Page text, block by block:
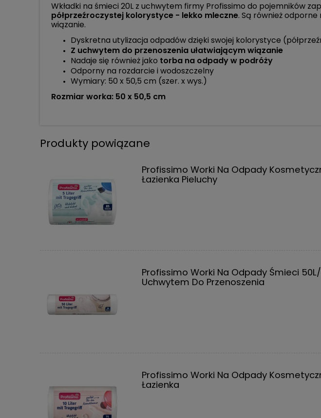
Wkładki na śmieci 20L z uchwytem firmy Profissimo do pojemników
półprzeźroczystej kolorystyce - lekko mleczne. Są również
wiązanie.
Dyskretna utylizacja odpadów dzięki swojej kolorystyce
Z uchwytem do przenoszenia ułatwiającym wiązanie
Nadaje się również jako torba na odpady w podróży
Odporny na rozdarcie i wodoszczelny
Wymiary: 50 x 50,5 cm (szer. x wys.)
Rozmiar worka: 50 x 50,5 cm
Produkty powiązane
Profissimo Worki Na Odpady
Łazienka Pieluchy
Profissimo Worki Na Odpady Śmieci
Uchwytem Do Przenoszenia
Profissimo Worki Na Odpady
Łazienka